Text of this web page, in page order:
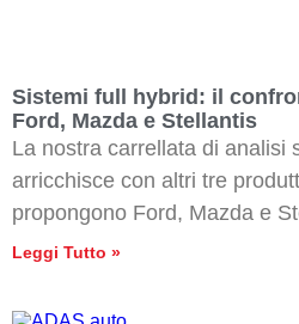
Sistemi full hybrid: il
Ford, Mazda e Stellantis
La nostra carrellata di analisi
arricchisce con altri tre
propongono Ford, Mazda e
Leggi Tutto »